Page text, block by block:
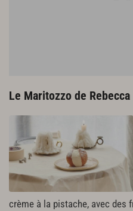
Le Maritozzo de
crème à la pistache, avec des